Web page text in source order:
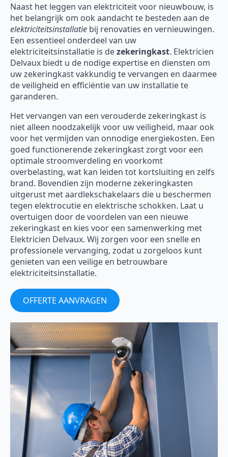
Naast het leggen van elektriciteit voor nieuwbouw, is
het belangrijk om ook aandacht te besteden aan de
elektriciteitsinstallatie bij renovaties en vernieuwingen.
Een essentieel onderdeel van uw
elektriciteitsinstallatie is dezekeringkast. Elektricien
Delvaux biedt u de nodige expertise en diensten om
uw zekeringkast vakkundig te vervangen en daarmee
de veiligheid en efficiëntie van uw installatie te
garanderen.
Het vervangen van een verouderde zekeringkast is
niet alleen noodzakelijk voor uw veiligheid, maar ook
voor het vermijden van onnodige energiekosten. Een
goed functionerende zekeringkast zorgt voor een
optimale stroomverdeling en voorkomt
overbelasting, wat kan leiden tot kortsluiting en zelfs
brand. Bovendien zijn moderne zekeringkasten
uitgerust met aardlekschakelaars die u beschermen
tegen elektrocutie en elektrische schokken. Laat u
overtuigen door de voordelen van een nieuwe
zekeringkast en kies voor een samenwerking met
Elektricien Delvaux. Wij zorgen voor een snelle en
professionele vervanging, zodat u zorgeloos kunt
genieten van een veilige en betrouwbare
elektriciteitsinstallatie.
OFFERTE AANVRAGEN